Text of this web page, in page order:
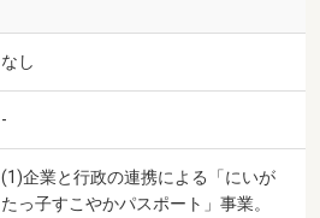
なし
-
(1)企業と行政の連携による「にいが
たっ子すこやかパスポート」事業。